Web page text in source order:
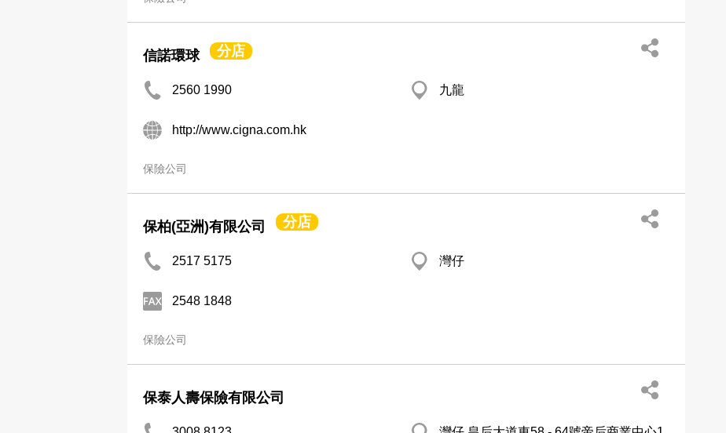
信諾環球 分店
2560 1990 九龍
http://www.cigna.com.hk
保險公司
保柏(亞洲)有限公司 分店
2517 5175 灣仔
2548 1848
保險公司
保泰人壽保險有限公司